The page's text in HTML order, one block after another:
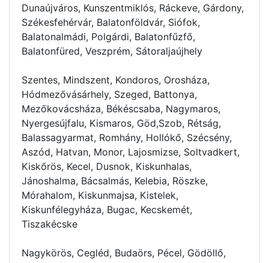
Dunaújváros, Kunszentmiklós, Ráckeve, Gárdony,
Székesfehérvár, Balatonföldvár, Siófok,
Balatonalmádi, Polgárdi, Balatonfűzfő,
Balatonfüred, Veszprém, Sátoraljaújhely
Szentes, Mindszent, Kondoros, Orosháza,
Hódmezővásárhely, Szeged, Battonya,
Mezőkovácsháza, Békéscsaba, Nagymaros,
Nyergesújfalu, Kismaros, Göd,Szob, Rétság,
Balassagyarmat, Romhány, Hollókő, Szécsény,
Aszód, Hatvan, Monor, Lajosmizse, Soltvadkert,
Kiskőrös, Kecel, Dusnok, Kiskunhalas,
Jánoshalma, Bácsalmás, Kelebia, Röszke,
Mórahalom, Kiskunmajsa, Kistelek,
Kiskunfélegyháza, Bugac, Kecskemét,
Tiszakécske
Nagykörös, Cegléd, Budaörs, Pécel, Gödöllő,